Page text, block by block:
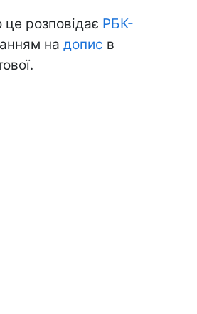
розповідає РБК-
на допис в